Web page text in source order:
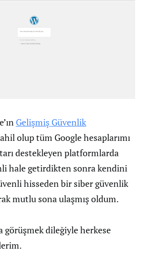
Gelişmiş Güvenlik
olup tüm Google hesaplarımı
destekleyen platformlarda
hale getirdikten sonra kendini
hisseden bir siber güvenlik
mutlu sona ulaşmış oldum.
görüşmek dileğiyle herkese